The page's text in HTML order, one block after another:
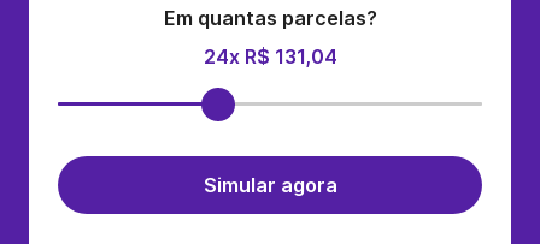
Em quantas parcelas?
24x R$ 131,04
Simular agora